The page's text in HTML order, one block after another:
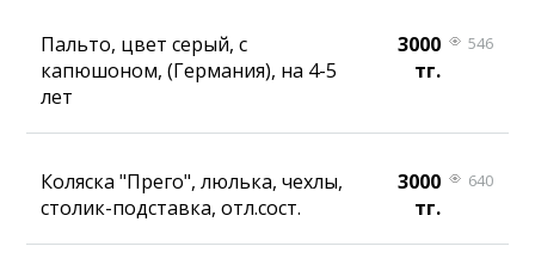
Пальто, цвет серый, с
капюшоном, (Германия), на 4-5
лет
3000
тг.
546
Коляска "Прего", люлька, чехлы,
столик-подставка, отл.сост.
3000
тг.
640